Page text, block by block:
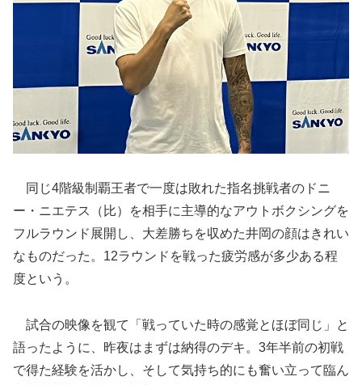
同じ4階級制覇王者で一度は敗れた指名挑戦者のドニ
ー・ニエテス（比）を相手に主導的なアウトボクシングを
フルラウンド展開し、大差勝ちを収めた井岡の顔はきれい
なものだった。12ラウンドを戦った疲労感が多少ある程
度という。
試合の映像を観て「戦っていた時の感覚とほぼ同じ」と
語ったように、昨夜はまずは納得のデキ。3年半前の初戦
で得た経験を活かし、そして気持ち的にも奮い立って臨ん